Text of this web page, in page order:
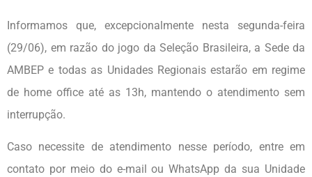
Informamos que, excepcionalmente nesta segunda-feira
(29/06), em razão do jogo da Seleção Brasileira, a Sede da
AMBEP e todas as Unidades Regionais estarão em regime
de home office até as 13h, mantendo o atendimento sem
interrupção.
Caso necessite de atendimento nesse período, entre em
contato por meio do e-mail ou WhatsApp da sua Unidade